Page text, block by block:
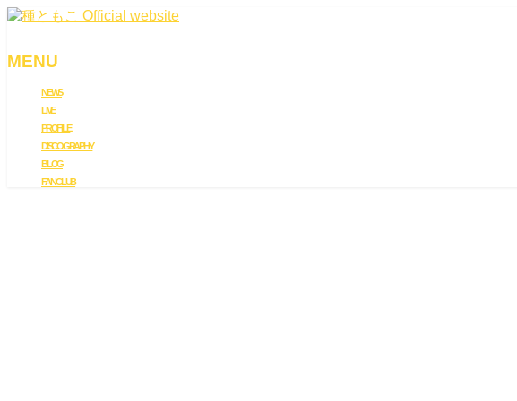
MENU
NEWS
LIVE
PROFILE
DISCOGRAPHY
BLOG
FAN CLUB